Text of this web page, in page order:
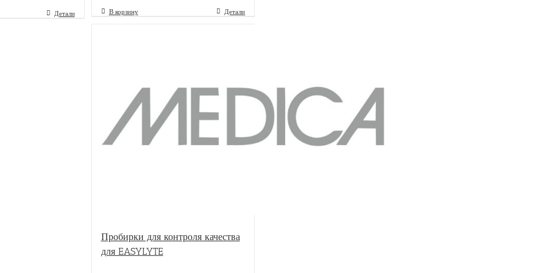
Детали В корзину Детали
Пробирки для контроля качества
для EASYLYTE